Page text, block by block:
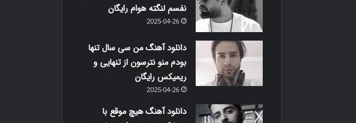
نفسم لنگته هوام رایگان
2025-04-26
دانلود آهنگ من سی سال تنها
بودم منو نترسون از تنهایی و
ریمیکس رایگان
2025-04-26
دانلود آهنگ هیچ موقع با